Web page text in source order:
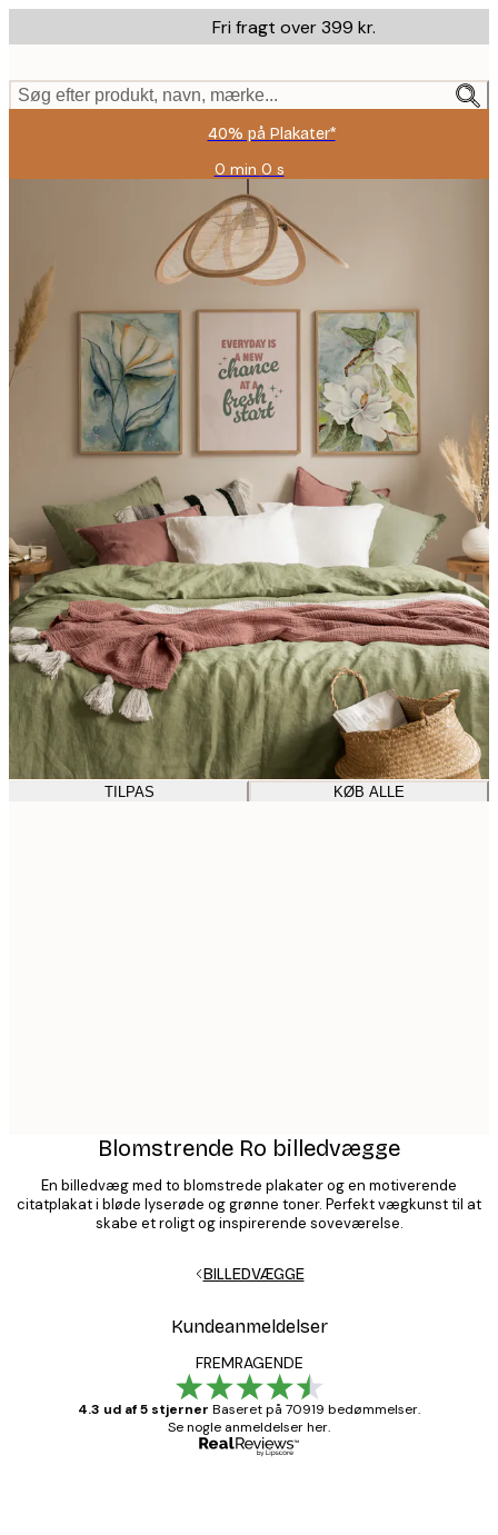
to
content.
Fri fragt over 399 kr.
Søg efter produkt, navn, mærke...
40% på Plakater*
0 min 0 s
Gyldig
indtil:
2026-
08-
09
TILPAS KØB ALLE
Blomstrende Ro billedvægge
En billedvæg med to blomstrede plakater og en motiverende
citatplakat i bløde lyserøde og grønne toner. Perfekt vægkunst til at
skabe et roligt og inspirerende soveværelse.
BILLEDVÆGGE
Kundeanmeldelser
FREMRAGENDE
4.3 ud af 5 stjerner Baseret på 70919 bedømmelser.
Se nogle anmeldelser her.